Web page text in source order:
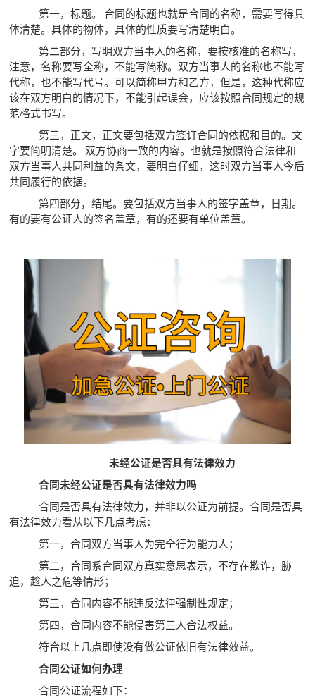
第一，标题。 合同的标题也就是合同的名称，需要写得具
体清楚。具体的物体，具体的性质要写清楚明白。
第二部分，写明双方当事人的名称，要按核准的名称写，
注意，名称要写全称，不能写简称。双方当事人的名称也不能写
代称，也不能写代号。可以简称甲方和乙方，但是，这种代称应
该在双方明白的情况下，不能引起误会，应该按照合同规定的规
范格式书写。
第三，正文，正文要包括双方签订合同的依据和目的。文
字要简明清楚。 双方协商一致的内容。也就是按照符合法律和
双方当事人共同利益的条文，要明白仔细，这时双方当事人今后
共同履行的依据。
第四部分，结尾。要包括双方当事人的签字盖章，日期。
有的要有公证人的签名盖章，有的还要有单位盖章。
未经公证是否具有法律效力
合同未经公证是否具有法律效力吗
合同是否具有法律效力，并非以公证为前提。合同是否具
有法律效力看从以下几点考虑：
第一，合同双方当事人为完全行为能力人；
第二，合同系合同双方真实意思表示，不存在欺诈，胁
迫，趁人之危等情形；
第三，合同内容不能违反法律强制性规定；
第四，合同内容不能侵害第三人合法权益。
符合以上几点即使没有做公证依旧有法律效益。
合同公证如何办理
合同公证流程如下：